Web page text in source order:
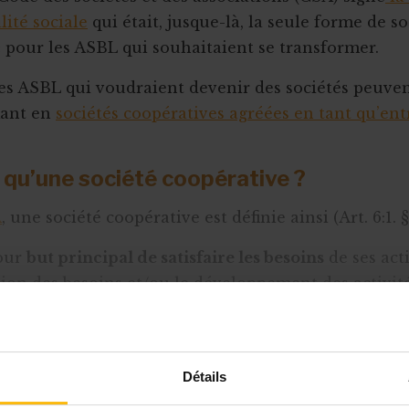
Détails
sociale qui était, jusque-là, la seule forme de
pour les ASBL qui souhaitaient se transformer.
ASBL qui voudraient devenir des sociétés
en sociétés coopératives agréées en tant
qu’une société coopérative ?
, une société coopérative est définie ainsi (Art. 6:1. §
des besoins et/ou le développement des
de l’activité que la société coopérative exerce